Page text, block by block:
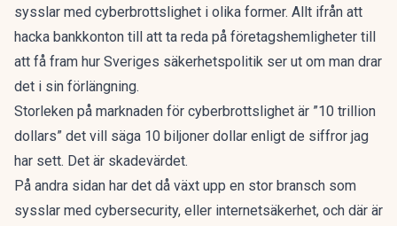
sysslar med cyberbrottslighet i olika former. Allt ifrån att
hacka bankkonton till att ta reda på företagshemligheter till
att få fram hur Sveriges säkerhetspolitik ser ut om man drar
det i sin förlängning.
Storleken på marknaden för cyberbrottslighet är ”10 trillion
dollars” det vill säga 10 biljoner dollar enligt de siffror jag
har sett. Det är skadevärdet.
På andra sidan har det då växt upp en stor bransch som
sysslar med cybersecurity, eller internetsäkerhet, och där är